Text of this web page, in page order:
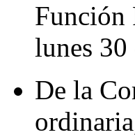
Función
lunes 30
De la